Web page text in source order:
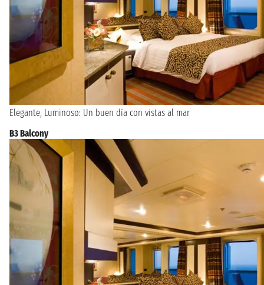
Elegante, Luminoso: Un buen día con vistas al mar
B3 Balcony